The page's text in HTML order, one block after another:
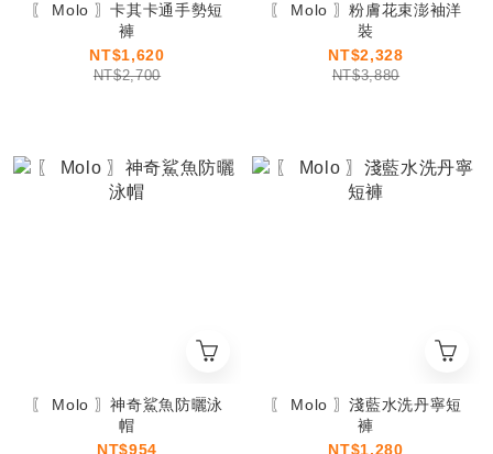
〖 Molo 〗卡其卡通手勢短
褲
NT$1,620
NT$2,700
〖 Molo 〗粉膚花束澎袖洋
裝
NT$2,328
NT$3,880
〖 Molo 〗神奇鯊魚防曬泳
帽
NT$954
〖 Molo 〗淺藍水洗丹寧短
褲
NT$1,280